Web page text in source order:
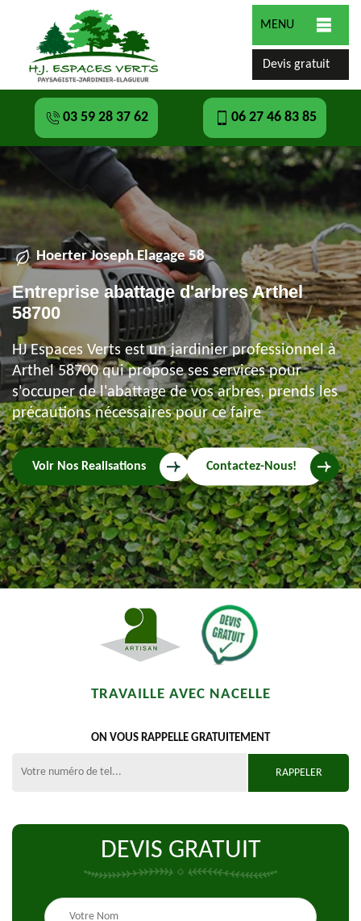
MENU
Devis gratuit
03 59 28 37 62 06 27 46 83 85
Hoerter Joseph Elagage 58
Entreprise abattage d'arbres Arthel
58700
HJ Espaces Verts est un jardinier professionnel à
Arthel 58700 qui propose ses services pour
s'occuper de l'abattage de vos arbres, prends les
précautions nécessaires pour ce faire
Voir Nos Realisations Contactez-Nous!
TRAVAILLE AVEC NACELLE
ON VOUS RAPPELLE GRATUITEMENT
DEVIS GRATUIT